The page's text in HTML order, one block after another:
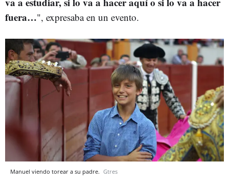
fuera…", expresaba en un evento.
Manuel viendo torear a su padre. Gtres